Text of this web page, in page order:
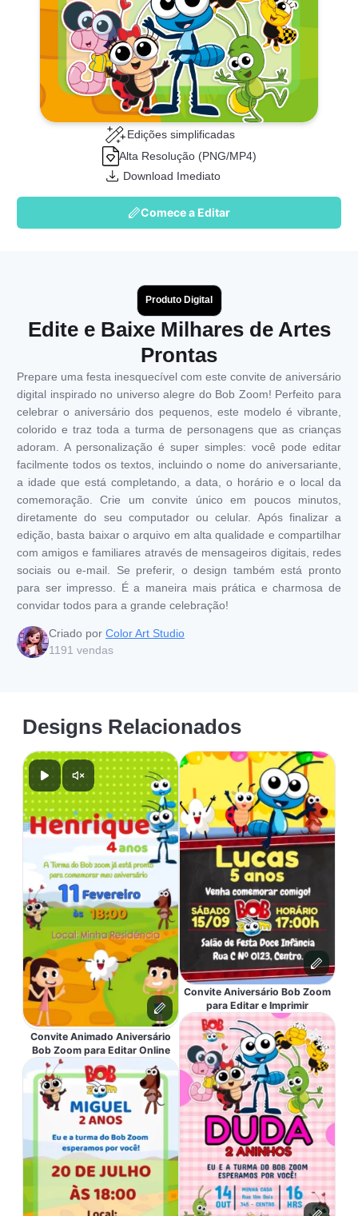
Edições simplificadas
Alta Resolução (PNG/MP4)
Download Imediato
Comece a Editar
Produto Digital
Edite e Baixe Milhares de Artes
Prontas
Prepare uma festa inesquecível com este convite de aniversário
digital inspirado no universo alegre do Bob Zoom! Perfeito para
celebrar o aniversário dos pequenos, este modelo é vibrante,
colorido e traz toda a turma de personagens que as crianças
adoram. A personalização é super simples: você pode editar
facilmente todos os textos, incluindo o nome do aniversariante,
a idade que está completando, a data, o horário e o local da
comemoração. Crie um convite único em poucos minutos,
diretamente do seu computador ou celular. Após finalizar a
edição, basta baixar o arquivo em alta qualidade e compartilhar
com amigos e familiares através de mensageiros digitais, redes
sociais ou e-mail. Se preferir, o design também está pronto
para ser impresso. É a maneira mais prática e charmosa de
convidar todos para a grande celebração!
Criado por Color Art Studio
1191 vendas
Designs Relacionados
Convite Animado Aniversário
Bob Zoom para Editar Online
Convite Aniversário Bob Zoom
para Editar e Imprimir